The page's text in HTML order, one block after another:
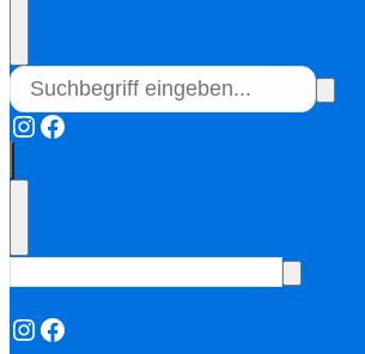
Instagram
Facebook
Instagram
Facebook